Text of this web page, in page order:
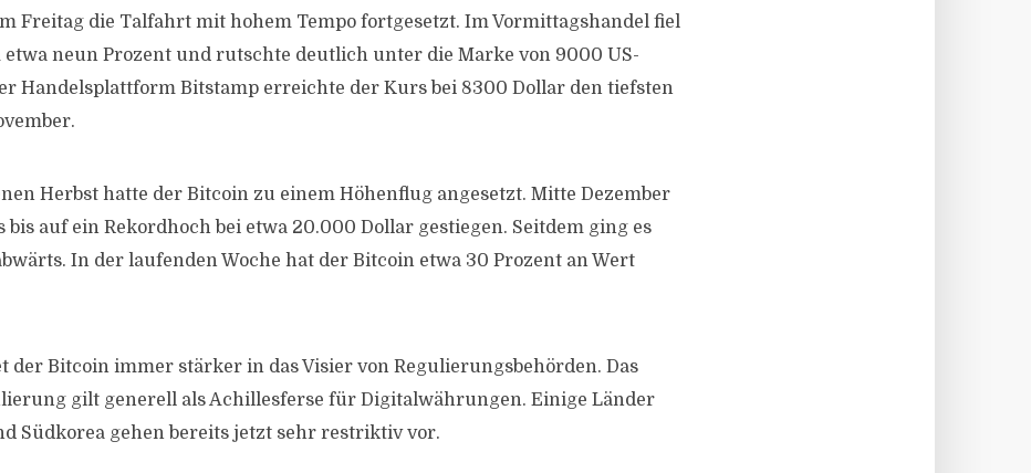
Freitag die Talfahrt mit hohem Tempo fortgesetzt. Im Vormittagshandel fiel
neun Prozent und rutschte deutlich unter die Marke von 9000 US-
Handelsplattform Bitstamp erreichte der Kurs bei 8300 Dollar den tiefsten
Herbst hatte der Bitcoin zu einem Höhenflug angesetzt. Mitte Dezember
bis auf ein Rekordhoch bei etwa 20.000 Dollar gestiegen. Seitdem ging es
In der laufenden Woche hat der Bitcoin etwa 30 Prozent an Wert
der Bitcoin immer stärker in das Visier von Regulierungsbehörden. Das
gilt generell als Achillesferse für Digitalwährungen. Einige Länder
Südkorea gehen bereits jetzt sehr restriktiv vor.